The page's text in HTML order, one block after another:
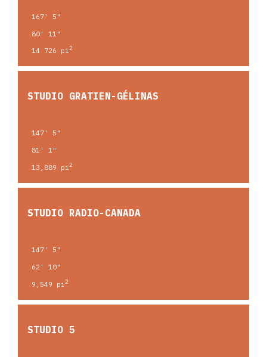
167' 5"
80' 11"
14 726 pi2
STUDIO GRATIEN-GÉLINAS
147' 5"
81' 1"
13,889 pi2
STUDIO RADIO-CANADA
147' 5"
62' 10"
9,549 pi 2
STUDIO 5